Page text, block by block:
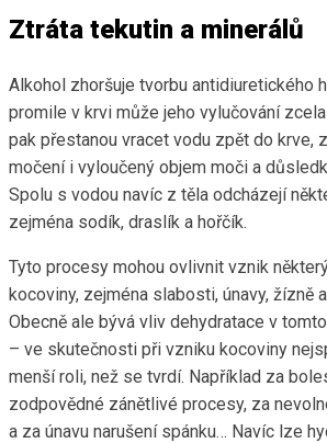
Ztráta tekutin a minerálů
Alkohol zhoršuje tvorbu antidiuretického
promile v krvi může jeho vylučování
pak přestanou vracet vodu zpět do krve,
močení i vyloučený objem moči a
Spolu s vodou navíc z těla odcházejí
zejména sodík, draslík a hořčík.
Tyto procesy mohou ovlivnit vznik
kocoviny, zejména slabosti, únavy, žízně
Obecně ale bývá vliv dehydratace v
– ve skutečnosti při vzniku kocoviny
menší roli, než se tvrdí. Například za
zodpovědné zánětlivé procesy, za
a za únavu narušení spánku… Navíc lze